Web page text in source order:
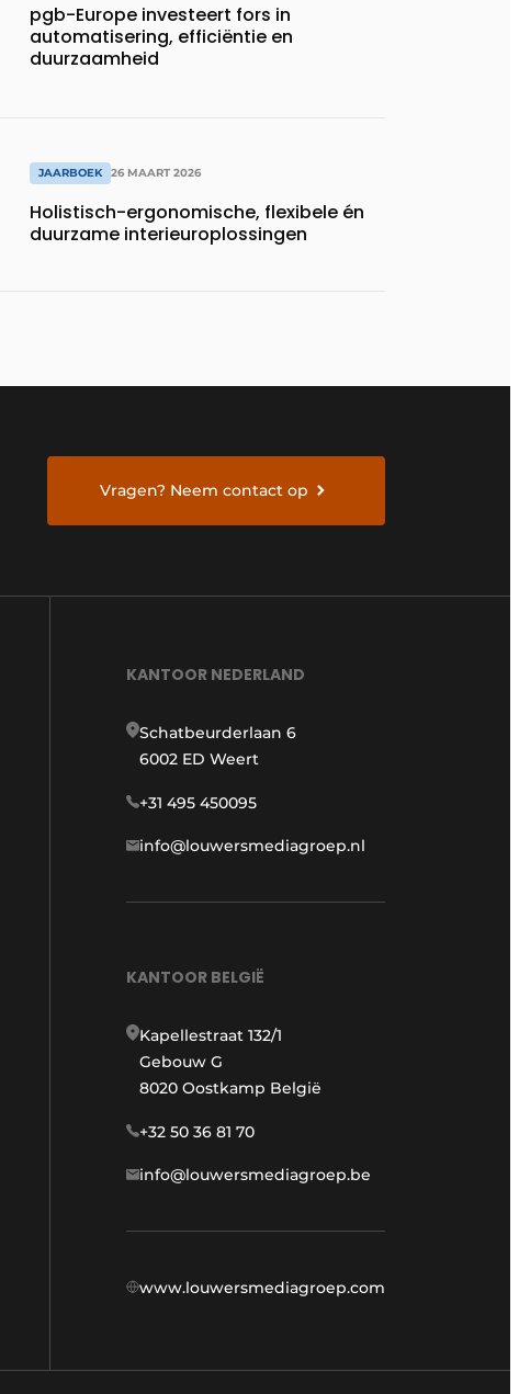
pgb-Europe investeert fors in
automatisering, efficiëntie en
duurzaamheid
JAARBOEK 26 MAART 2026
Holistisch-ergonomische, flexibele én
duurzame interieuroplossingen
Vragen? Neem contact op
KANTOOR NEDERLAND
Schatbeurderlaan 6
6002 ED Weert
+31 495 450095
info@louwersmediagroep.nl
KANTOOR BELGIË
Kapellestraat 132/1
Gebouw G
8020 Oostkamp België
+32 50 36 81 70
info@louwersmediagroep.be
www.louwersmediagroep.com